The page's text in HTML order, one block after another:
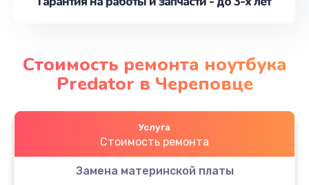
Стоимость ремонта ноутбука
Predator в Череповце
Услуга
Стоимость ремонта
Замена материнской платы